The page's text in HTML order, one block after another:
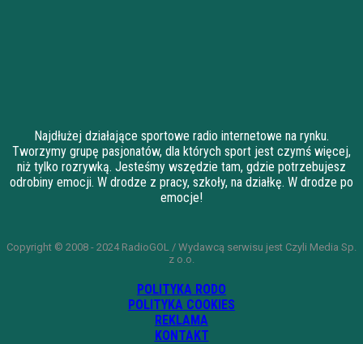
Najdłużej działające sportowe radio internetowe na rynku.
Tworzymy grupę pasjonatów, dla których sport jest czymś więcej,
niż tylko rozrywką. Jesteśmy wszędzie tam, gdzie potrzebujesz
odrobiny emocji. W drodze z pracy, szkoły, na działkę. W drodze po
emocje!
Copyright © 2008 - 2024 RadioGOL / Wydawcą serwisu jest Czyli Media Sp.
z o.o.
POLITYKA RODO
POLITYKA COOKIES
REKLAMA
KONTAKT